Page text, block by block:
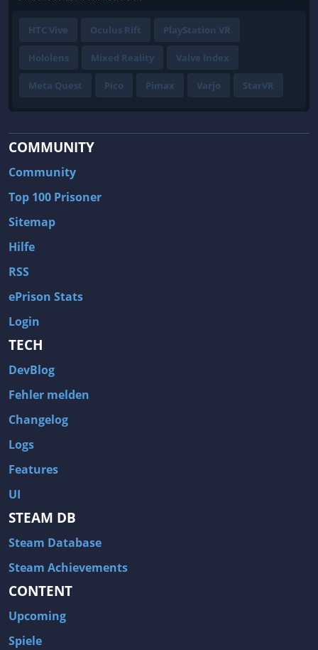
HTC Vive Oculus Rift PlayStation VR
Hololens Mixed Reality Valve Index
Meta Quest Pico Pimax Varjo StarVR
COMMUNITY
Community
Top 100 Prisoner
Sitemap
Hilfe
RSS
ePrison Stats
Login
TECH
DevBlog
Fehler melden
Changelog
Logs
Features
UI
STEAM DB
Steam Database
Steam Achievements
CONTENT
Upcoming
Spiele